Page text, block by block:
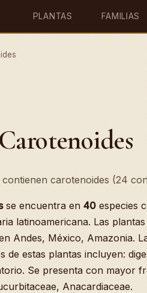
PLANTAS FAMILIAS
carotenoides (24
se encuentra en 40 especies
latinoamericana. Las
Andes, México, Amazonia.
de estas plantas incluyen:
Se presenta con mayor
Anacardiaceae.